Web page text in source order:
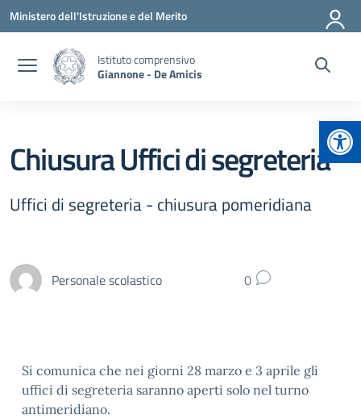
Vai ai contenuti
Vai al menu di navigazione
Vai al footer
Ministero dell'Istruzione e del Merito
Istituto comprensivo
Giannone - De Amicis
Chiusura Uffici di segreteria
Uffici di segreteria - chiusura pomeridiana
Personale scolastico 0
Si comunica che nei giorni 28 marzo e 3 aprile gli
uffici di segreteria saranno aperti solo nel turno
antimeridiano.